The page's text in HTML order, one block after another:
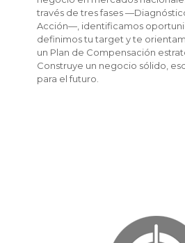
través de tres fases
Acción—, identificamos
definimos tu target y te
un Plan de Compensación
Construye un negocio sólido,
para el futuro.